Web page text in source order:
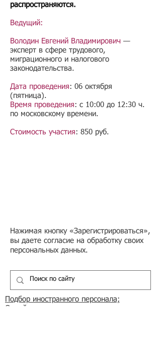
распространяются.
Ведущий:
Володин Евгений Владимирович —
эксперт в сфере трудового,
миграционного и налогового
законодательства.
Дата проведения: 06 октября
(пятница).
Время проведения: с 10:00 до 12:30 ч.
по московскому времени.
Стоимость участия: 850 руб.
Нажимая кнопку «Зарегистрироваться»,
вы даете согласие на обработку своих
персональных данных.
Подбор иностранного персонала;
Онлайн-школа трудового мигранта;